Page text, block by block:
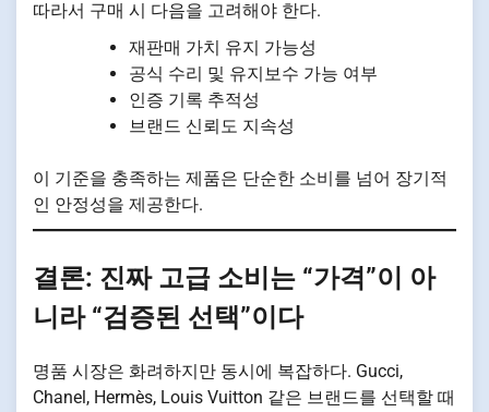
따라서 구매 시 다음을 고려해야 한다.
재판매 가치 유지 가능성
공식 수리 및 유지보수 가능 여부
인증 기록 추적성
브랜드 신뢰도 지속성
이 기준을 충족하는 제품은 단순한 소비를 넘어 장기적
인 안정성을 제공한다.
결론: 진짜 고급 소비는 “가격”이 아
니라 “검증된 선택”이다
명품 시장은 화려하지만 동시에 복잡하다. Gucci,
Chanel, Hermès, Louis Vuitton 같은 브랜드를 선택할 때